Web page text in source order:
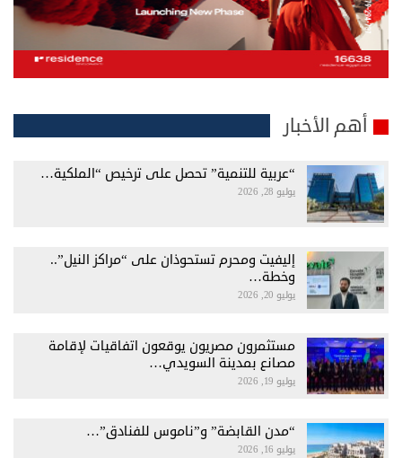
أهم الأخبار
“عربية للتنمية” تحصل على ترخيص “الملكية…
يوليو 28, 2026
إليفيت ومحرم تستحوذان على “مراكز النيل”..
وخطة…
يوليو 20, 2026
مستثمرون مصريون يوقعون اتفاقيات لإقامة
مصانع بمدينة السويدي…
يوليو 19, 2026
“مدن القابضة” و”ناموس للفنادق”…
يوليو 16, 2026